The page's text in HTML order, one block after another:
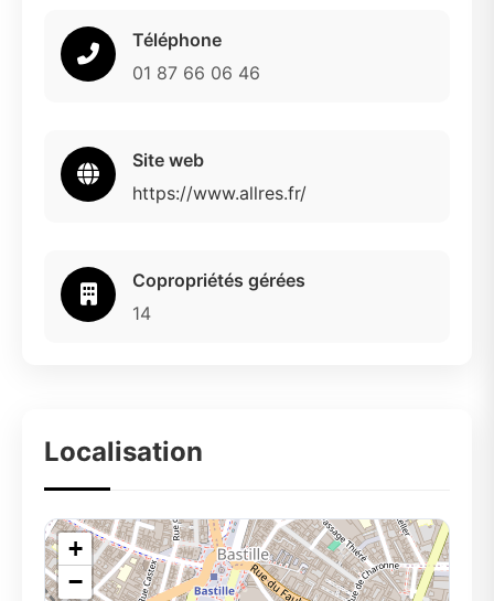
Téléphone
01 87 66 06 46
Site web
https://www.allres.fr/
Copropriétés gérées
14
Localisation
+
−